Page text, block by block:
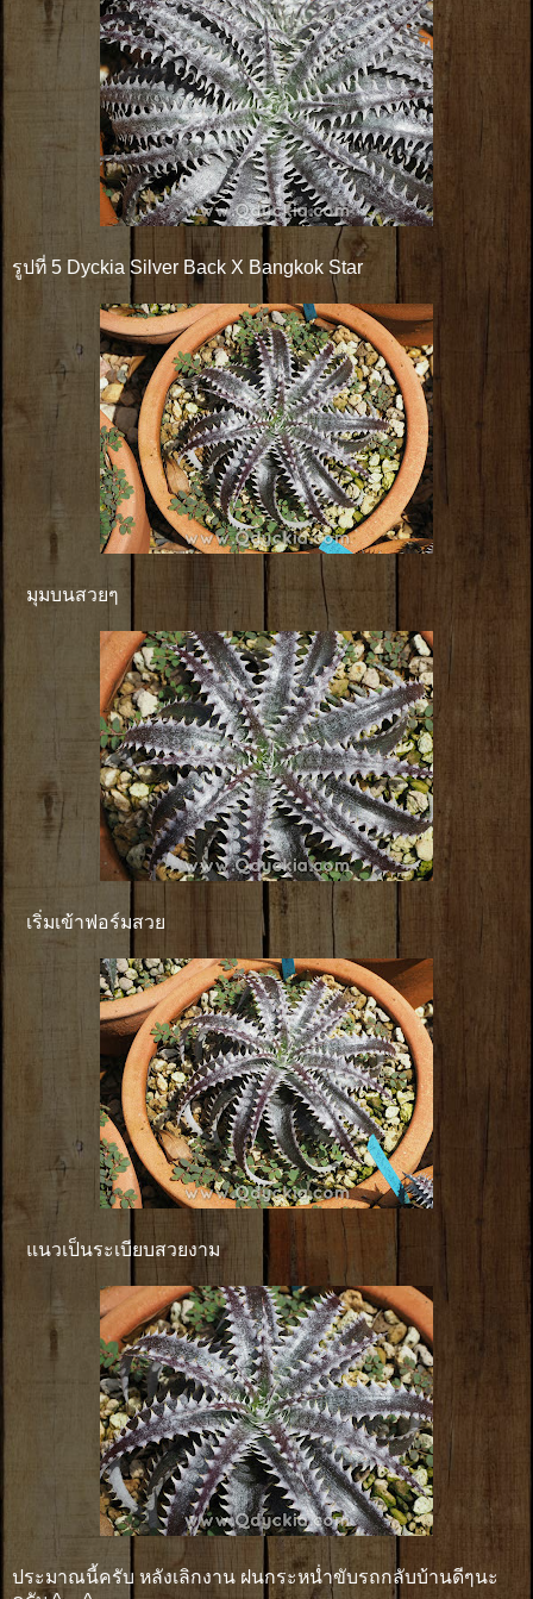
รูปที่ 5 Dyckia Silver Back X Bangkok Star
มุมบนสวยๆ
เริ่มเข้าฟอร์มสวย
แนวเป็นระเบียบสวยงาม
ประมาณนี้ครับ หลังเลิกงาน ฝนกระหน่ำขับรถกลับบ้านดีๆนะ